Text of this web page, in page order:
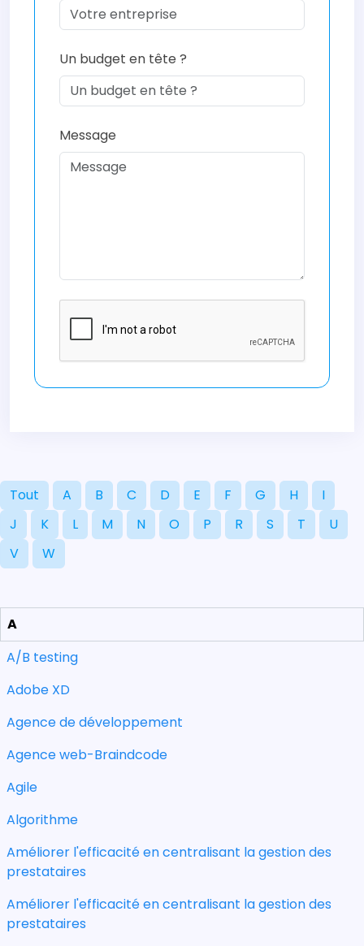
Un budget en tête ?
Message
Tout A B C D E F G H
I
J
K L M N O P R S T
U
V
W
A
A/B testing
Adobe XD
Agence de développement
Agence web-Braindcode
Agile
Algorithme
Améliorer l'efficacité en centralisant la gestion des
prestataires
Améliorer l'efficacité en centralisant la gestion des
prestataires